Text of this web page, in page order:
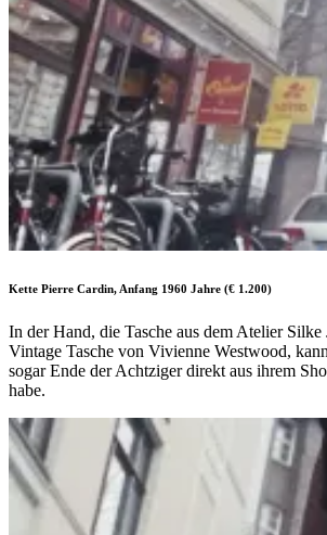
Kette Pierre Cardin, Anfang 1960 Jahre (€ 1.200)
In der Hand, die Tasche aus dem Atelier Silke
Vintage Tasche von Vivienne Westwood,
sogar Ende der Achtziger direkt aus ihrem
habe.